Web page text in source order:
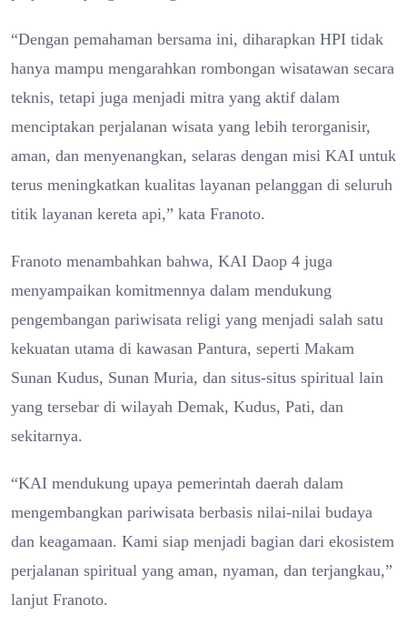
“Dengan pemahaman bersama ini, diharapkan HPI tidak
hanya mampu mengarahkan rombongan wisatawan secara
teknis, tetapi juga menjadi mitra yang aktif dalam
menciptakan perjalanan wisata yang lebih terorganisir,
aman, dan menyenangkan, selaras dengan misi KAI untuk
terus meningkatkan kualitas layanan pelanggan di seluruh
titik layanan kereta api,” kata Franoto.
Franoto menambahkan bahwa, KAI Daop 4 juga
menyampaikan komitmennya dalam mendukung
pengembangan pariwisata religi yang menjadi salah satu
kekuatan utama di kawasan Pantura, seperti Makam
Sunan Kudus, Sunan Muria, dan situs-situs spiritual lain
yang tersebar di wilayah Demak, Kudus, Pati, dan
sekitarnya.
“KAI mendukung upaya pemerintah daerah dalam
mengembangkan pariwisata berbasis nilai-nilai budaya
dan keagamaan. Kami siap menjadi bagian dari ekosistem
perjalanan spiritual yang aman, nyaman, dan terjangkau,”
lanjut Franoto.